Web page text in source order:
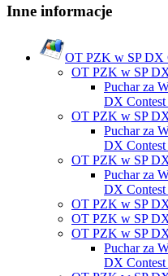
Inne informacje
OT PZK w SP DX
OT PZK w SP
Puchar za
DX Contest
OT PZK w SP
Puchar za
DX Contest
OT PZK w SP
Puchar za
DX Contest
OT PZK w SP
OT PZK w SP
OT PZK w SP
Puchar za
DX Contest